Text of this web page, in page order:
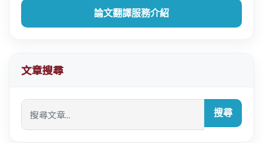
論文翻譯服務介紹
文章搜尋
搜尋